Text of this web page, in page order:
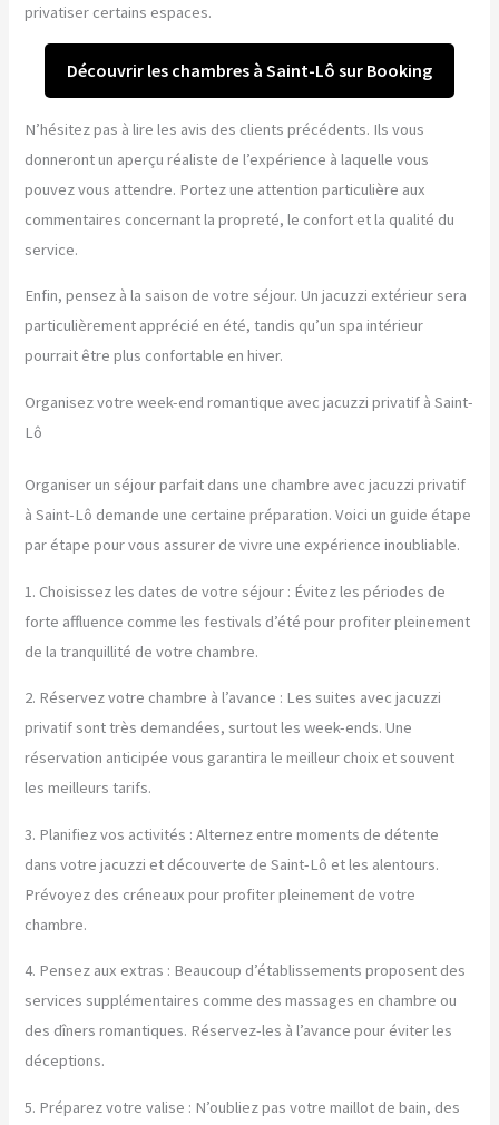
privatiser certains espaces.
Découvrir les chambres à Saint-Lô sur Booking
N’hésitez pas à lire les avis des clients précédents. Ils vous
donneront un aperçu réaliste de l’expérience à laquelle vous
pouvez vous attendre. Portez une attention particulière aux
commentaires concernant la propreté, le confort et la qualité du
service.
Enfin, pensez à la saison de votre séjour. Un jacuzzi extérieur sera
particulièrement apprécié en été, tandis qu’un spa intérieur
pourrait être plus confortable en hiver.
Organisez votre week-end romantique avec jacuzzi privatif à Saint-
Lô
Organiser un séjour parfait dans une chambre avec jacuzzi privatif
à Saint-Lô demande une certaine préparation. Voici un guide étape
par étape pour vous assurer de vivre une expérience inoubliable.
1. Choisissez les dates de votre séjour : Évitez les périodes de
forte affluence comme les festivals d’été pour profiter pleinement
de la tranquillité de votre chambre.
2. Réservez votre chambre à l’avance : Les suites avec jacuzzi
privatif sont très demandées, surtout les week-ends. Une
réservation anticipée vous garantira le meilleur choix et souvent
les meilleurs tarifs.
3. Planifiez vos activités : Alternez entre moments de détente
dans votre jacuzzi et découverte de Saint-Lô et les alentours.
Prévoyez des créneaux pour profiter pleinement de votre
chambre.
4. Pensez aux extras : Beaucoup d’établissements proposent des
services supplémentaires comme des massages en chambre ou
des dîners romantiques. Réservez-les à l’avance pour éviter les
déceptions.
5. Préparez votre valise : N’oubliez pas votre maillot de bain, des